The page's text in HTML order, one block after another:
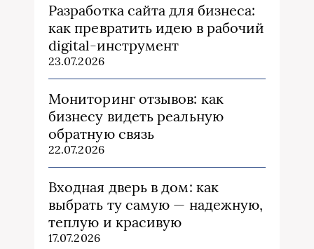
Разработка сайта для бизнеса:
как превратить идею в рабочий
digital-инструмент
23.07.2026
Мониторинг отзывов: как
бизнесу видеть реальную
обратную связь
22.07.2026
Входная дверь в дом: как
выбрать ту самую — надежную,
теплую и красивую
17.07.2026